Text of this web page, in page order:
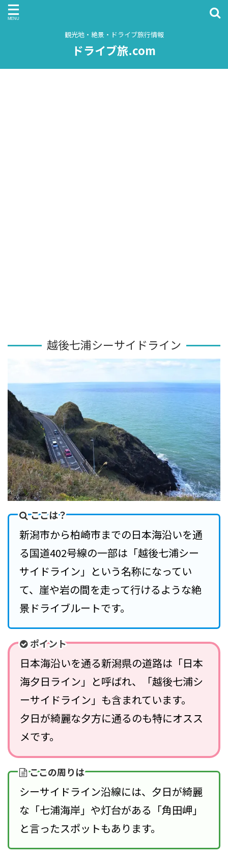
観光地・絶景・ドライブ旅行情報
ドライブ旅.com
越後七浦シーサイドライン
ここは？
新潟市から柏崎市までの日本海沿いを通
る国道402号線の一部は「越後七浦シー
サイドライン」という名称になってい
て、崖や岩の間を走って行けるような絶
景ドライブルートです。
ポイント
日本海沿いを通る新潟県の道路は「日本
海夕日ライン」と呼ばれ、「越後七浦シ
ーサイドライン」も含まれています。
夕日が綺麗な夕方に通るのも特にオスス
メです。
ここの周りは
シーサイドライン沿線には、夕日が綺麗
な「七浦海岸」や灯台がある「角田岬」
と言ったスポットもあります。